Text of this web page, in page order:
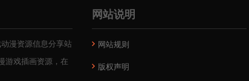
漫资源信息分享站
游戏插画资源，在
网站说明
网站规则
版权声明